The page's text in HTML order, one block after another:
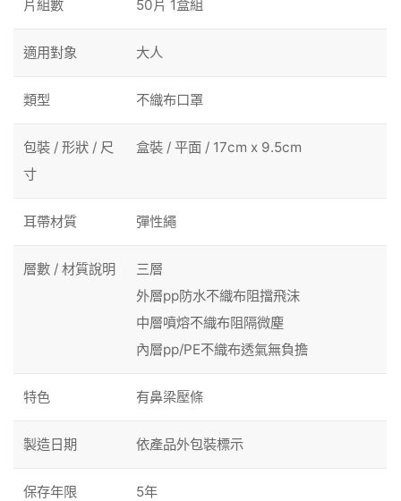
片組數 50片 1盒組
適用對象 大人
類型 不織布口罩
包裝 / 形狀 / 尺
寸
盒裝 / 平面 / 17cm x 9.5cm
耳帶材質 彈性繩
層數 / 材質說明
三層
外層pp防水不織布阻擋飛沫
中層噴熔不織布阻隔微塵
內層pp/PE不織布透氣無負擔
特色 有鼻梁壓條
製造日期 依產品外包裝標示
保存年限 5年